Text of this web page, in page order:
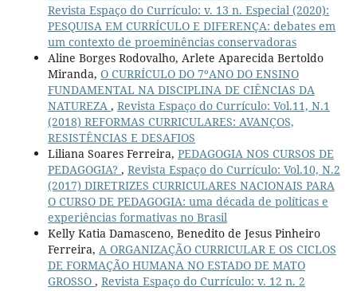
Revista Espaço do Currículo: v. 13 n. Especial (2020):
PESQUISA EM CURRÍCULO E DIFERENÇA: debates em
um contexto de proeminências conservadoras
Aline Borges Rodovalho, Arlete Aparecida Bertoldo
Miranda, O CURRÍCULO DO 7ºANO DO ENSINO
FUNDAMENTAL NA DISCIPLINA DE CIÊNCIAS DA
NATUREZA , Revista Espaço do Currículo: Vol.11, N.1
(2018) REFORMAS CURRICULARES: AVANÇOS,
RESISTÊNCIAS E DESAFIOS
Liliana Soares Ferreira, PEDAGOGIA NOS CURSOS DE
PEDAGOGIA? , Revista Espaço do Currículo: Vol.10, N.2
(2017) DIRETRIZES CURRICULARES NACIONAIS PARA
O CURSO DE PEDAGOGIA: uma década de políticas e
experiências formativas no Brasil
Kelly Katia Damasceno, Benedito de Jesus Pinheiro
Ferreira, A ORGANIZAÇÃO CURRICULAR E OS CICLOS
DE FORMAÇÃO HUMANA NO ESTADO DE MATO
GROSSO , Revista Espaço do Currículo: v. 12 n. 2